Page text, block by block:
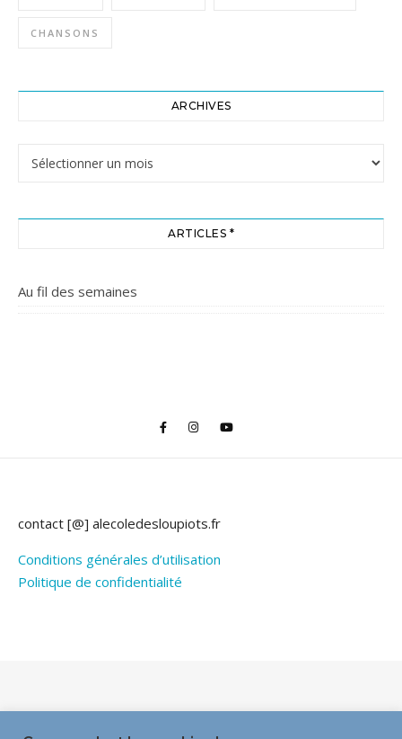
CHANSONS
ARCHIVES
ARTICLES *
Au fil des semaines
contact [@] alecoledesloupiots.fr
Conditions générales d’utilisation
Politique de confidentialité